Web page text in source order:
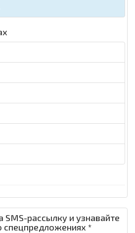
SMS-рассылку и узнавайте
спецпредложениях *